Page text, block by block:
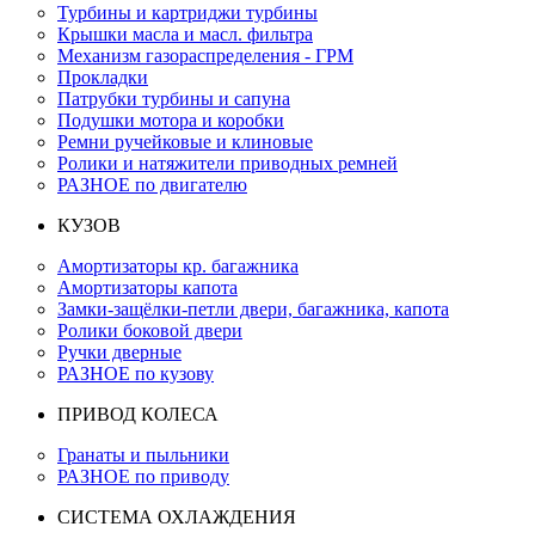
Турбины и картриджи турбины
Крышки масла и масл. фильтра
Механизм газораспределения - ГРМ
Прокладки
Патрубки турбины и сапуна
Подушки мотора и коробки
Ремни ручейковые и клиновые
Ролики и натяжители приводных ремней
РАЗНОЕ по двигателю
КУЗОВ
Амортизаторы кр. багажника
Амортизаторы капота
Замки-защёлки-петли двери, багажника, капота
Ролики боковой двери
Ручки дверные
РАЗНОЕ по кузову
ПРИВОД КОЛЕСА
Гранаты и пыльники
РАЗНОЕ по приводу
СИСТЕМА ОХЛАЖДЕНИЯ